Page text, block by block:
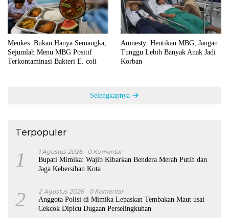
Menkes: Bukan Hanya Semangka,
Sejumlah Menu MBG Positif
Terkontaminasi Bakteri E. coli
Amnesty: Hentikan MBG, Jangan
Tunggu Lebih Banyak Anak Jadi
Korban
Selengkapnya
Terpopuler
1 1 Agustus 2026 0 Komentar
Bupati Mimika: Wajib Kibarkan Bendera Merah Putih dan
Jaga Kebersihan Kota
2 2 Agustus 2026 0 Komentar
Anggota Polisi di Mimika Lepaskan Tembakan Maut usai
Cekcok Dipicu Dugaan Perselingkuhan